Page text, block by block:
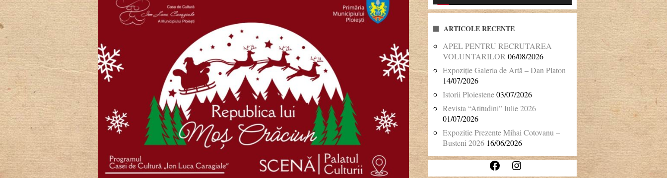
ARTICOLE RECENTE
APEL PENTRU RECRUTAREA
VOLUNTARILOR06/08/2026
Expoziție Galeria de Artă – Dan Platon
14/07/2026
Istorii Ploiestene03/07/2026
Revista “Atitudini” Iulie 2026
01/07/2026
Expozitie Prezente Mihai Cotovanu –
Busteni 2026 16/06/2026
Facebook Instagram